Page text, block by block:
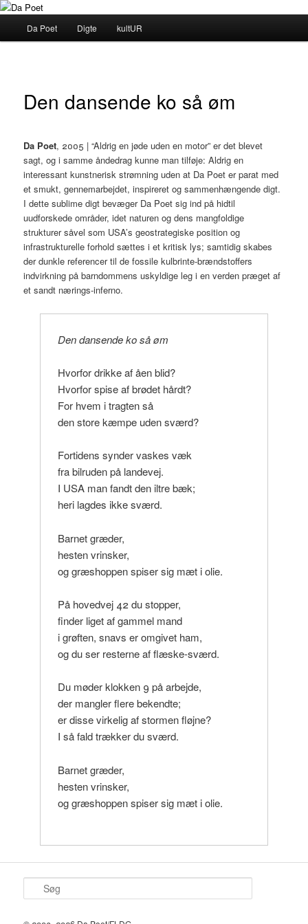
Fortsæt
primært
Da Poet Digte kultUR
Den dansende ko så øm
Da Poet, 2005 | “Aldrig en jøde uden en motor” er det blevet
sagt, og i samme åndedrag kunne man tilføje: Aldrig en
interessant kunstnerisk strømning uden at Da Poet er parat med
et smukt, gennemarbejdet, inspireret og sammenhængende digt.
I dette sublime digt bevæger Da Poet sig ind på hidtil
uudforskede områder, idet naturen og dens mangfoldige
strukturer såvel som USA’s geostrategiske position og
infrastrukturelle forhold sættes i et kritisk lys; samtidig skabes
der dunkle referencer til de fossile kulbrinte-brændstoffers
indvirkning på barndommens uskyldige leg i en verden præget af
et sandt nærings-inferno.
Den dansende ko så øm
Hvorfor drikke af åen blid?
Hvorfor spise af brødet hårdt?
For hvem i tragten så
den store kæmpe uden sværd?
Fortidens synder vaskes væk
fra bilruden på landevej.
I USA man fandt den iltre bæk;
heri lagdes ikke sværd.
Barnet græder,
hesten vrinsker,
og græshoppen spiser sig mæt i olie.
På hovedvej 42 du stopper,
finder liget af gammel mand
i grøften, snavs er omgivet ham,
og du ser resterne af flæske-sværd.
Du møder klokken 9 på arbejde,
der mangler flere bekendte;
er disse virkelig af stormen fløjne?
I så fald trækker du sværd.
Barnet græder,
hesten vrinsker,
og græshoppen spiser sig mæt i olie.
ø